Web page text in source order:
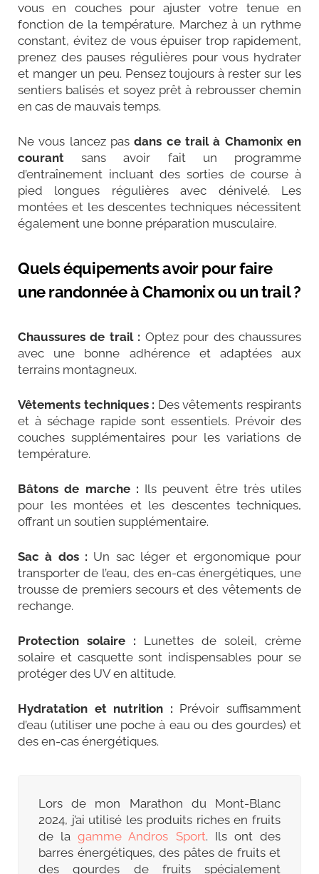
vous en couches pour ajuster votre tenue en
fonction de la température. Marchez à un rythme
constant, évitez de vous épuiser trop rapidement,
prenez des pauses régulières pour vous hydrater
et manger un peu. Pensez toujours à rester sur les
sentiers balisés et soyez prêt à rebrousser chemin
en cas de mauvais temps.
Ne vous lancez pasdans ce trail à Chamonix en
courant sans avoir fait un programme
d’entraînement incluant des sorties de course à
pied longues régulières avec dénivelé. Les
montées et les descentes techniques nécessitent
également une bonne préparation musculaire.
Quels équipements avoir pour faire
une randonnée à Chamonix ou un trail ?
Chaussures de trail : Optez pour des chaussures
avec une bonne adhérence et adaptées aux
terrains montagneux.
Vêtements techniques : Des vêtements respirants
et à séchage rapide sont essentiels. Prévoir des
couches supplémentaires pour les variations de
température.
Bâtons de marche : Ils peuvent être très utiles
pour les montées et les descentes techniques,
offrant un soutien supplémentaire.
Sac à dos : Un sac léger et ergonomique pour
transporter de l’eau, des en-cas énergétiques, une
trousse de premiers secours et des vêtements de
rechange.
Protection solaire : Lunettes de soleil, crème
solaire et casquette sont indispensables pour se
protéger des UV en altitude.
Hydratation et nutrition : Prévoir suffisamment
d’eau (utiliser une poche à eau ou des gourdes) et
des en-cas énergétiques.
Lors de mon Marathon du Mont-Blanc
2024, j’ai utilisé les produits riches en fruits
de lagamme Andros Sport. Ils ont des
barres énergétiques, des pâtes de fruits et
des gourdes de fruits spécialement